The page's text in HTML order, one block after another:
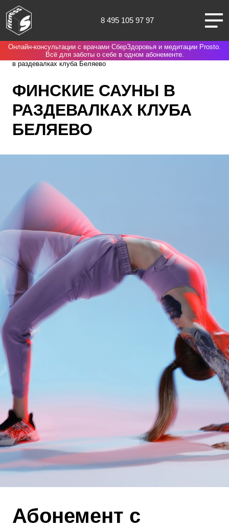
8 495 105 97 97
Москва
О НАС
ЧЛЕНАМ КЛУБА
АКЦИИ
НОВОСТИ
Онлайн-консультации с врачами СберЗдоровья и медитации Prosto.
Всё для заботы о себе в одном абонементе.
Spirit. Fitness Нас выбирают потому что
Финские сауны
в раздевалках клуба Беляево
ФИНСКИЕ САУНЫ В
РАЗДЕВАЛКАХ КЛУБА
БЕЛЯЕВО
Абонемент с